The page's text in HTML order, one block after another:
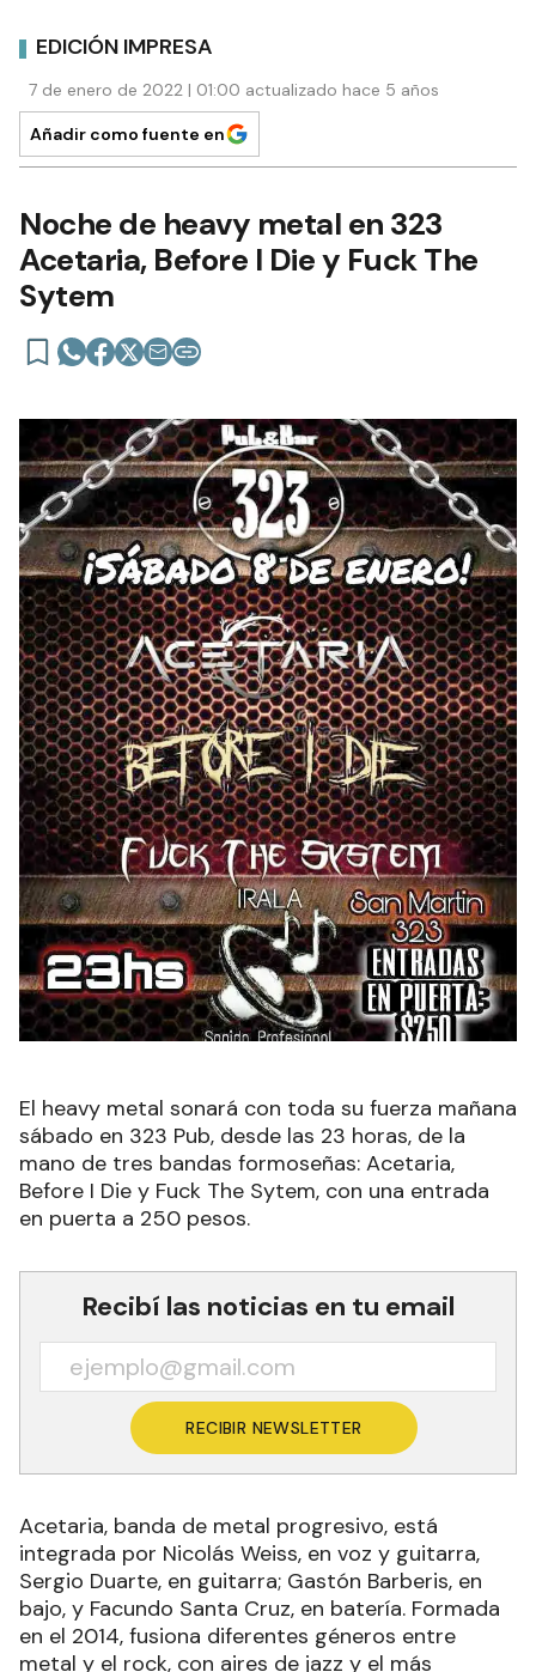
EDICIÓN IMPRESA
7 de enero de 2022 | 01:00 actualizado hace 5 años
Añadir como fuente en
Noche de heavy metal en 323
Acetaria, Before I Die y Fuck The
Sytem
El heavy metal sonará con toda su fuerza mañana
sábado en 323 Pub, desde las 23 horas, de la
mano de tres bandas formoseñas: Acetaria,
Before I Die y Fuck The Sytem, con una ​​entrada
en puerta a 250 pesos.
Recibí las noticias en tu email
RECIBIR NEWSLETTER
Acetaria, banda de metal progresivo, está
integrada por Nicolás Weiss, en voz y guitarra,
Sergio Duarte, en guitarra; Gastón Barberis, en
bajo, y Facundo Santa Cruz, en batería. Formada
en el 2014, fusiona diferentes géneros entre
metal y el rock, con aires de jazz y el más